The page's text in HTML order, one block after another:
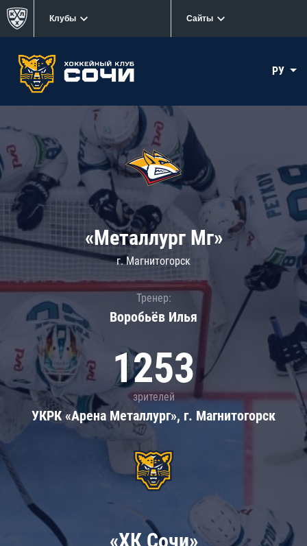
Клубы Сайты
РУ
«Металлург Мг»
г. Магнитогорск
Тренер:
Воробьёв Илья
1253
зрителей
УКРК «Арена Металлург», г. Магнитогорск
«ХК Сочи»